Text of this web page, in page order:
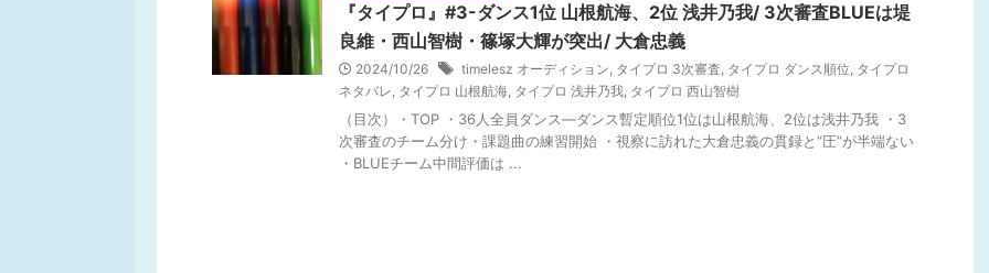
『タイプロ』#3-ダンス1位 山根航海、2位 浅井乃我/ 3次審査BLUEは堤
良維・西山智樹・篠塚大輝が突出/ 大倉忠義
2024/10/26 timelesz オーディション, タイプロ 3次審査, タイプロ ダンス順位, タイプロ
ネタバレ, タイプロ 山根航海, タイプロ 浅井乃我, タイプロ 西山智樹
（目次）・TOP ・36人全員ダンス―ダンス暫定順位1位は山根航海、2位は浅井乃我 ・3
次審査のチーム分け・課題曲の練習開始 ・視察に訪れた大倉忠義の貫録と“圧”が半端ない
・BLUEチーム中間評価は ...